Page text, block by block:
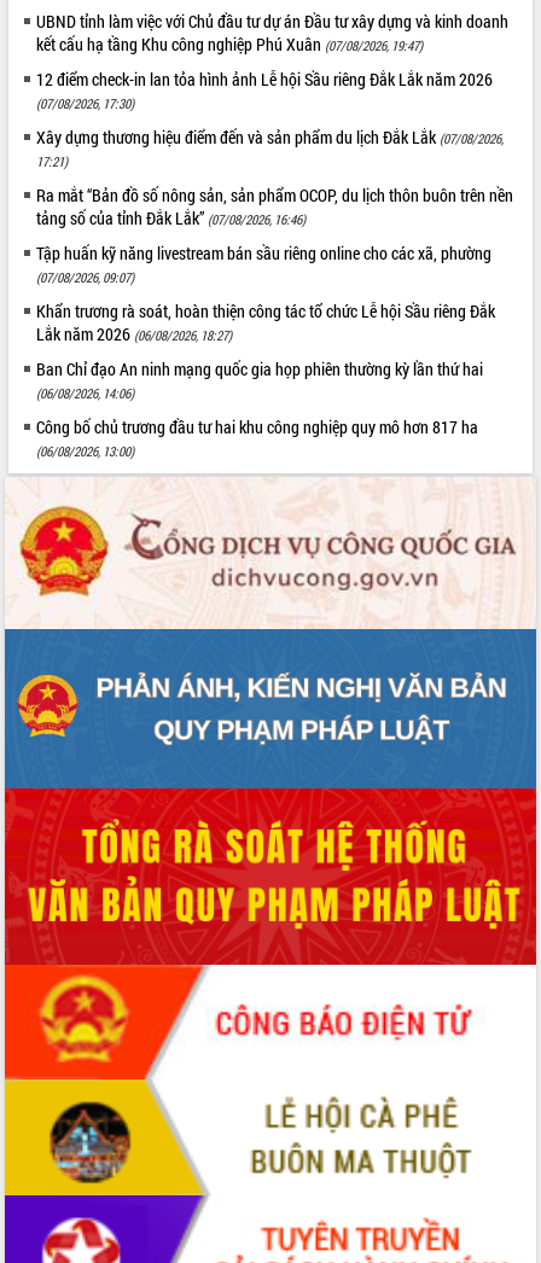
UBND tỉnh làm việc với Chủ đầu tư dự án Đầu tư xây dựng và kinh doanh
kết cấu hạ tầng Khu công nghiệp Phú Xuân (07/08/2026, 19:47)
12 điểm check-in lan tỏa hình ảnh Lễ hội Sầu riêng Đắk Lắk năm 2026
(07/08/2026, 17:30)
Xây dựng thương hiệu điểm đến và sản phẩm du lịch Đắk Lắk (07/08/2026,
17:21)
Ra mắt “Bản đồ số nông sản, sản phẩm OCOP, du lịch thôn buôn trên nền
tảng số của tỉnh Đắk Lắk” (07/08/2026, 16:46)
Tập huấn kỹ năng livestream bán sầu riêng online cho các xã, phường
(07/08/2026, 09:07)
Khẩn trương rà soát, hoàn thiện công tác tổ chức Lễ hội Sầu riêng Đắk
Lắk năm 2026 (06/08/2026, 18:27)
Ban Chỉ đạo An ninh mạng quốc gia họp phiên thường kỳ lần thứ hai
(06/08/2026, 14:06)
Công bố chủ trương đầu tư hai khu công nghiệp quy mô hơn 817 ha
(06/08/2026, 13:00)